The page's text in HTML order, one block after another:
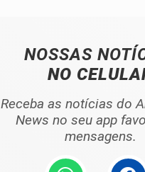
NOSSAS
NO
Receba as notícias do
News no seu app
mensagens.